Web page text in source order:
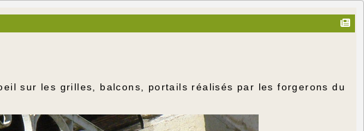
sur les grilles, balcons, portails réalisés par les forgerons du